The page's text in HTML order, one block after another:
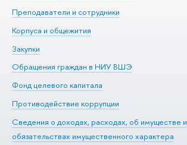
Преподаватели и сотрудники
Корпуса и общежития
Закупки
Обращения граждан в НИУ ВШЭ
Фонд целевого капитала
Противодействие коррупции
Сведения о доходах, расходах, об имуществе и
обязательствах имущественного характера